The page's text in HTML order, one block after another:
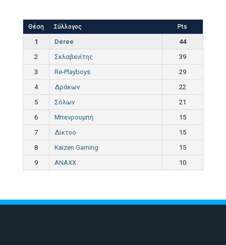
Θέση Σύλλογος Pts
1 Deree
44
2
Σκλαβενίτης
39
3
Re-Playboys
29
4
Δράκων
22
5
Σόλων
21
6
Μπενρουμπή
15
7
Δίκτυο
15
8
Kaizen Gaming
15
9
ANAXX 10